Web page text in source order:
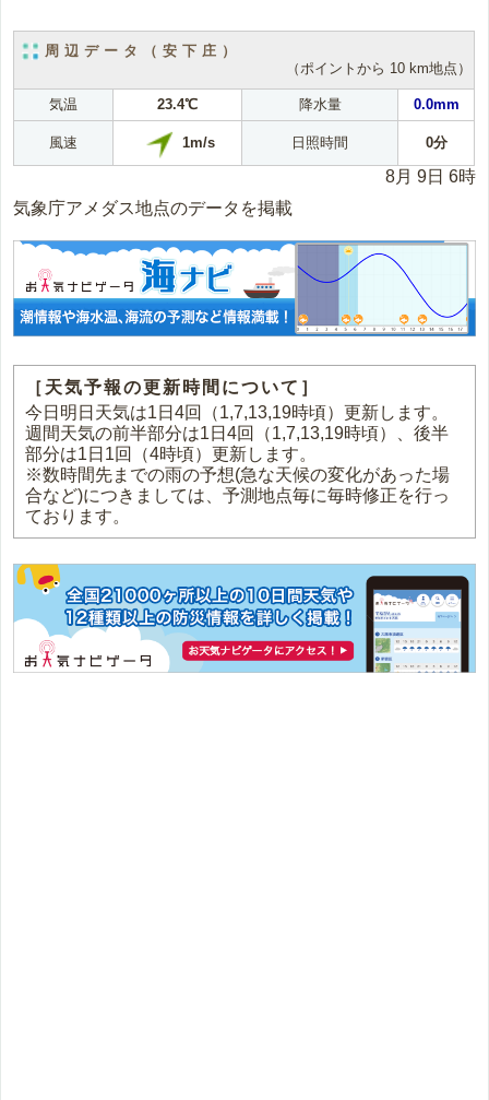
周辺データ（安下庄）
（ポイントから 10 km地点）
気温 23.4℃ 降水量 0.0mm
風速 1m/s 日照時間 0分
8月 9日 6時
気象庁アメダス地点のデータを掲載
［天気予報の更新時間について］
今日明日天気は1日4回（1,7,13,19時頃）更新します。
週間天気の前半部分は1日4回（1,7,13,19時頃）、後半
部分は1日1回（4時頃）更新します。
※数時間先までの雨の予想(急な天候の変化があった場
合など)につきましては、予測地点毎に毎時修正を行っ
ております。